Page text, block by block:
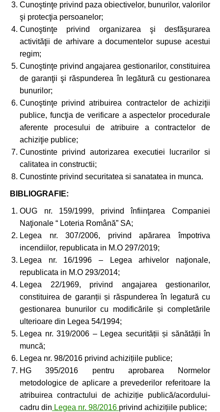
Cunoştinţe privind paza obiectivelor, bunurilor, valorilor
şi protecţia persoanelor;
Cunoştinţe privind organizarea şi desfăşurarea
activităţii de arhivare a documentelor supuse acestui
regim;
Cunoştinţe privind angajarea gestionarilor, constituirea
de garanţii şi răspunderea în legătură cu gestionarea
bunurilor;
Cunoştinţe privind atribuirea contractelor de achiziţii
publice, funcţia de verificare a aspectelor procedurale
aferente procesului de atribuire a contractelor de
achiziţie publice;
Cunostinte privind autorizarea executiei lucrarilor si
calitatea in constructii;
Cunostinte privind securitatea si sanatatea in munca.
BIBLIOGRAFIE:
OUG nr. 159/1999, privind înfiinţarea Companiei
Naţionale “ Loteria Română” SA;
Legea nr. 307/2006, privind apărarea împotriva
incendiilor, republicata in M.O 297/2019;
Legea nr. 16/1996 – Legea arhivelor naţionale,
republicata in M.O 293/2014;
Legea 22/1969, privind angajarea gestionarilor,
constituirea de garanții și răspunderea în legatură cu
gestionarea bunurilor cu modificările și completările
ulterioare din Legea 54/1994;
Legea nr. 319/2006 – Legea securității și sănătății în
muncă;
Legea nr. 98/2016 privind achizițiile publice;
HG 395/2016 pentru aprobarea Normelor
metodologice de aplicare a prevederilor referitoare la
atribuirea contractului de achiziție publică/acordului-
cadru din Legea nr. 98/2016 privind achizițiile publice;